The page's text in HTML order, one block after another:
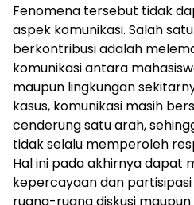
Fenomena tersebut tidak
aspek komunikasi. Salah
berkontribusi adalah
komunikasi antara
maupun lingkungan
kasus, komunikasi masih
cenderung satu arah,
tidak selalu memperoleh
Hal ini pada akhirnya dapat
kepercayaan dan
ruang-ruang diskusi